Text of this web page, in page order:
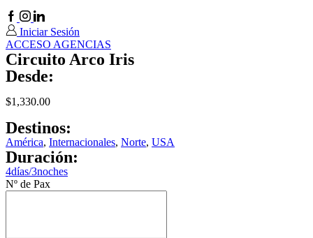
Facebook
Instagram
Linkedin
Iniciar Sesión
ACCESO AGENCIAS
Circuito Arco Iris
Desde:
$1,330.00
Destinos:
América, Internacionales, Norte, USA
Duración:
4días/3noches
Nº de Pax